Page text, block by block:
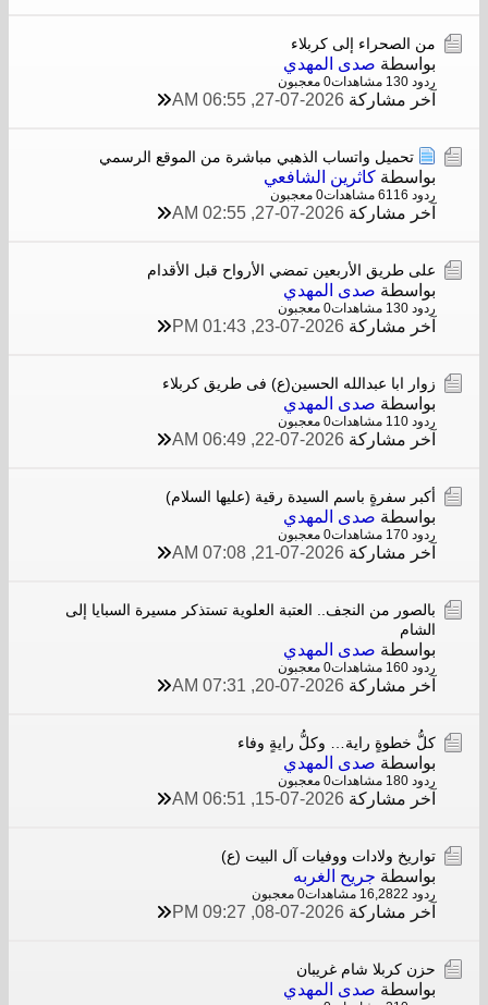
من الصحراء إلى كربلاء
بواسطة صدى المهدي
ردود 0 13 مشاهدات 0 معجبون
آخر مشاركة 27-07-2026, 06:55 AM
تحميل واتساب الذهبي مباشرة من الموقع الرسمي
بواسطة كاثرين الشافعي
ردود 6 611 مشاهدات 0 معجبون
آخر مشاركة 27-07-2026, 02:55 AM
على طريق الأربعين تمضي الأرواح قبل الأقدام
بواسطة صدى المهدي
ردود 0 13 مشاهدات 0 معجبون
آخر مشاركة 23-07-2026, 01:43 PM
زوار ابا عبدالله الحسین(ع) فی طریق کربلاء
بواسطة صدى المهدي
ردود 0 11 مشاهدات 0 معجبون
آخر مشاركة 22-07-2026, 06:49 AM
أكبر سفرةٍ باسم السيدة رقية (عليها السلام)
بواسطة صدى المهدي
ردود 0 17 مشاهدات 0 معجبون
آخر مشاركة 21-07-2026, 07:08 AM
بالصور من النجف.. العتبة العلوية تستذكر مسيرة السبايا إلى
الشام
بواسطة صدى المهدي
ردود 0 16 مشاهدات 0 معجبون
آخر مشاركة 20-07-2026, 07:31 AM
كلُّ خطوةٍ راية… وكلُّ رايةٍ وفاء
بواسطة صدى المهدي
ردود 0 18 مشاهدات 0 معجبون
آخر مشاركة 15-07-2026, 06:51 AM
تواريخ ولادات ووفيات آل البيت (ع)
بواسطة جريح الغربه
ردود 2 16,282 مشاهدات 0 معجبون
آخر مشاركة 08-07-2026, 09:27 PM
حزن کربلا شام غریبان
بواسطة صدى المهدي